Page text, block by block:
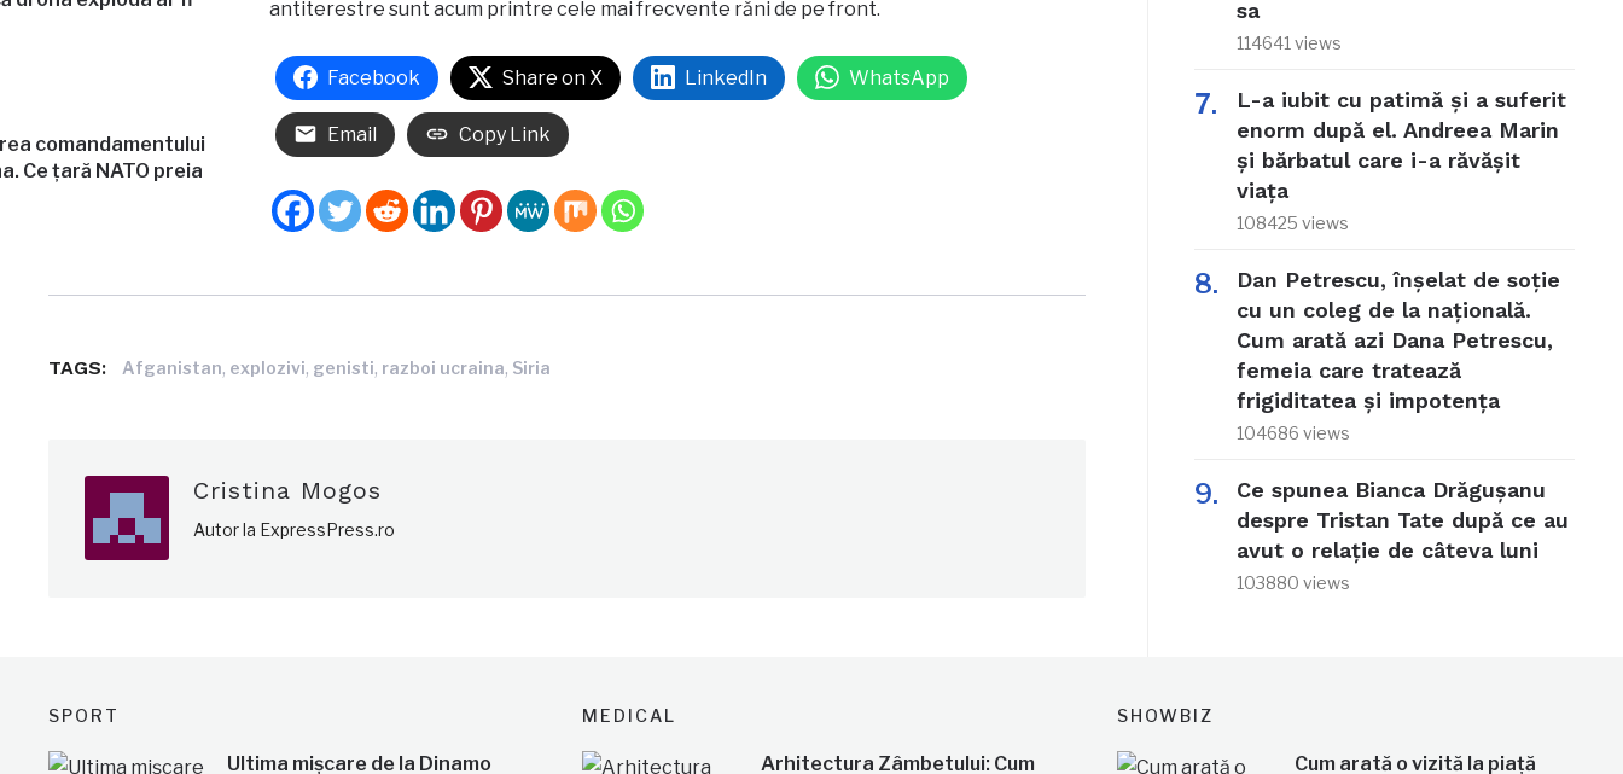
comandamentului
Ce țară NATO preia
antiterestre sunt acum printre cele mai frecvente răni de pe front.
Facebook Share on X LinkedIn WhatsApp
Email Copy Link
TAGS: Afganistan, explozivi, genisti, razboi ucraina, Siria
Cristina Mogos
Autor la ExpressPress.ro
sa
114641 views
L-a iubit cu patimă și a suferit
enorm după el. Andreea Marin
și bărbatul care i-a răvășit
viața
108425 views
Dan Petrescu, înșelat de soție
cu un coleg de la națională.
Cum arată azi Dana Petrescu,
femeia care tratează
frigiditatea și impotența
104686 views
Ce spunea Bianca Drăgușanu
despre Tristan Tate după ce au
avut o relație de câteva luni
103880 views
SPORT
Ultima mișcare de la Dinamo
MEDICAL
Arhitectura Zâmbetului: Cum
SHOWBIZ
Cum arată o vizită la piață